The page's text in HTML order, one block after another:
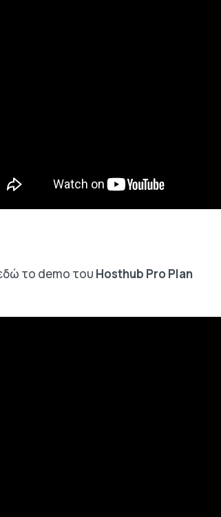
το demo του Hosthub Pro Plan